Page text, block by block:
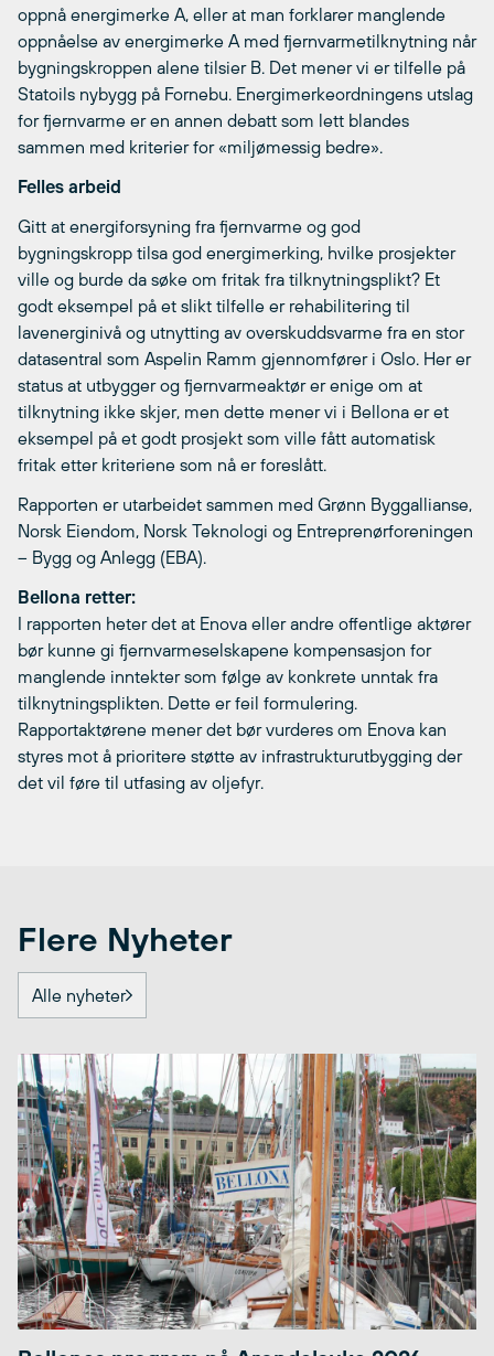
oppnå energimerke A, eller at man forklarer manglende
oppnåelse av energimerke A med fjernvarmetilknytning når
bygningskroppen alene tilsier B. Det mener vi er tilfelle på
Statoils nybygg på Fornebu. Energimerkeordningens utslag
for fjernvarme er en annen debatt som lett blandes
sammen med kriterier for «miljømessig bedre».
Felles arbeid
Gitt at energiforsyning fra fjernvarme og god
bygningskropp tilsa god energimerking, hvilke prosjekter
ville og burde da søke om fritak fra tilknytningsplikt? Et
godt eksempel på et slikt tilfelle er rehabilitering til
lavenerginivå og utnytting av overskuddsvarme fra en stor
datasentral som Aspelin Ramm gjennomfører i Oslo. Her er
status at utbygger og fjernvarmeaktør er enige om at
tilknytning ikke skjer, men dette mener vi i Bellona er et
eksempel på et godt prosjekt som ville fått automatisk
fritak etter kriteriene som nå er foreslått.
Rapporten er utarbeidet sammen med Grønn Byggallianse,
Norsk Eiendom, Norsk Teknologi og Entreprenørforeningen
– Bygg og Anlegg (EBA).
Bellona retter:
I rapporten heter det at Enova eller andre offentlige aktører
bør kunne gi fjernvarmeselskapene kompensasjon for
manglende inntekter som følge av konkrete unntak fra
tilknytningsplikten. Dette er feil formulering.
Rapportaktørene mener det bør vurderes om Enova kan
styres mot å prioritere støtte av infrastrukturutbygging der
det vil føre til utfasing av oljefyr.
Flere Nyheter
Alle nyheter